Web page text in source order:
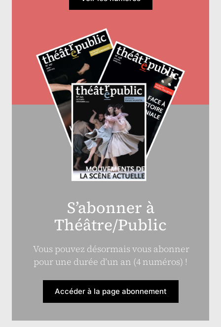
S’abonner à
Théâtre/Public
Vous pouvez désormais vous abonner
pour une durée d’un an (4 numéros) !
Accéder à la page abonnement